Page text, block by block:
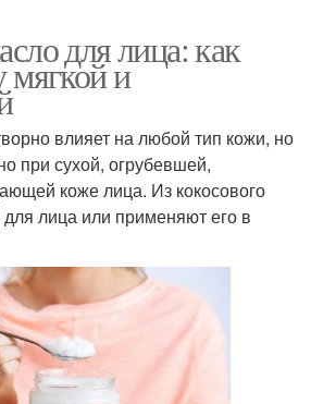
для лица: как
мягкой и
влияет на любой тип кожи, но
при сухой, огрубевшей,
коже лица. Из кокосового
лица или применяют его в